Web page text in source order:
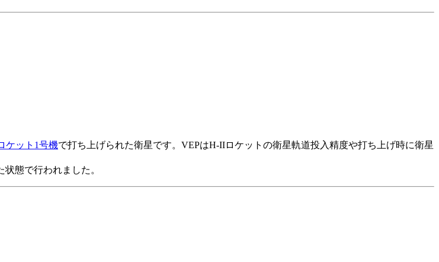
ケット1号機で打ち上げられた衛星です。VEPはH-IIロケットの衛星軌道投入精度や打ち上げ時に衛星
状態で行われました。